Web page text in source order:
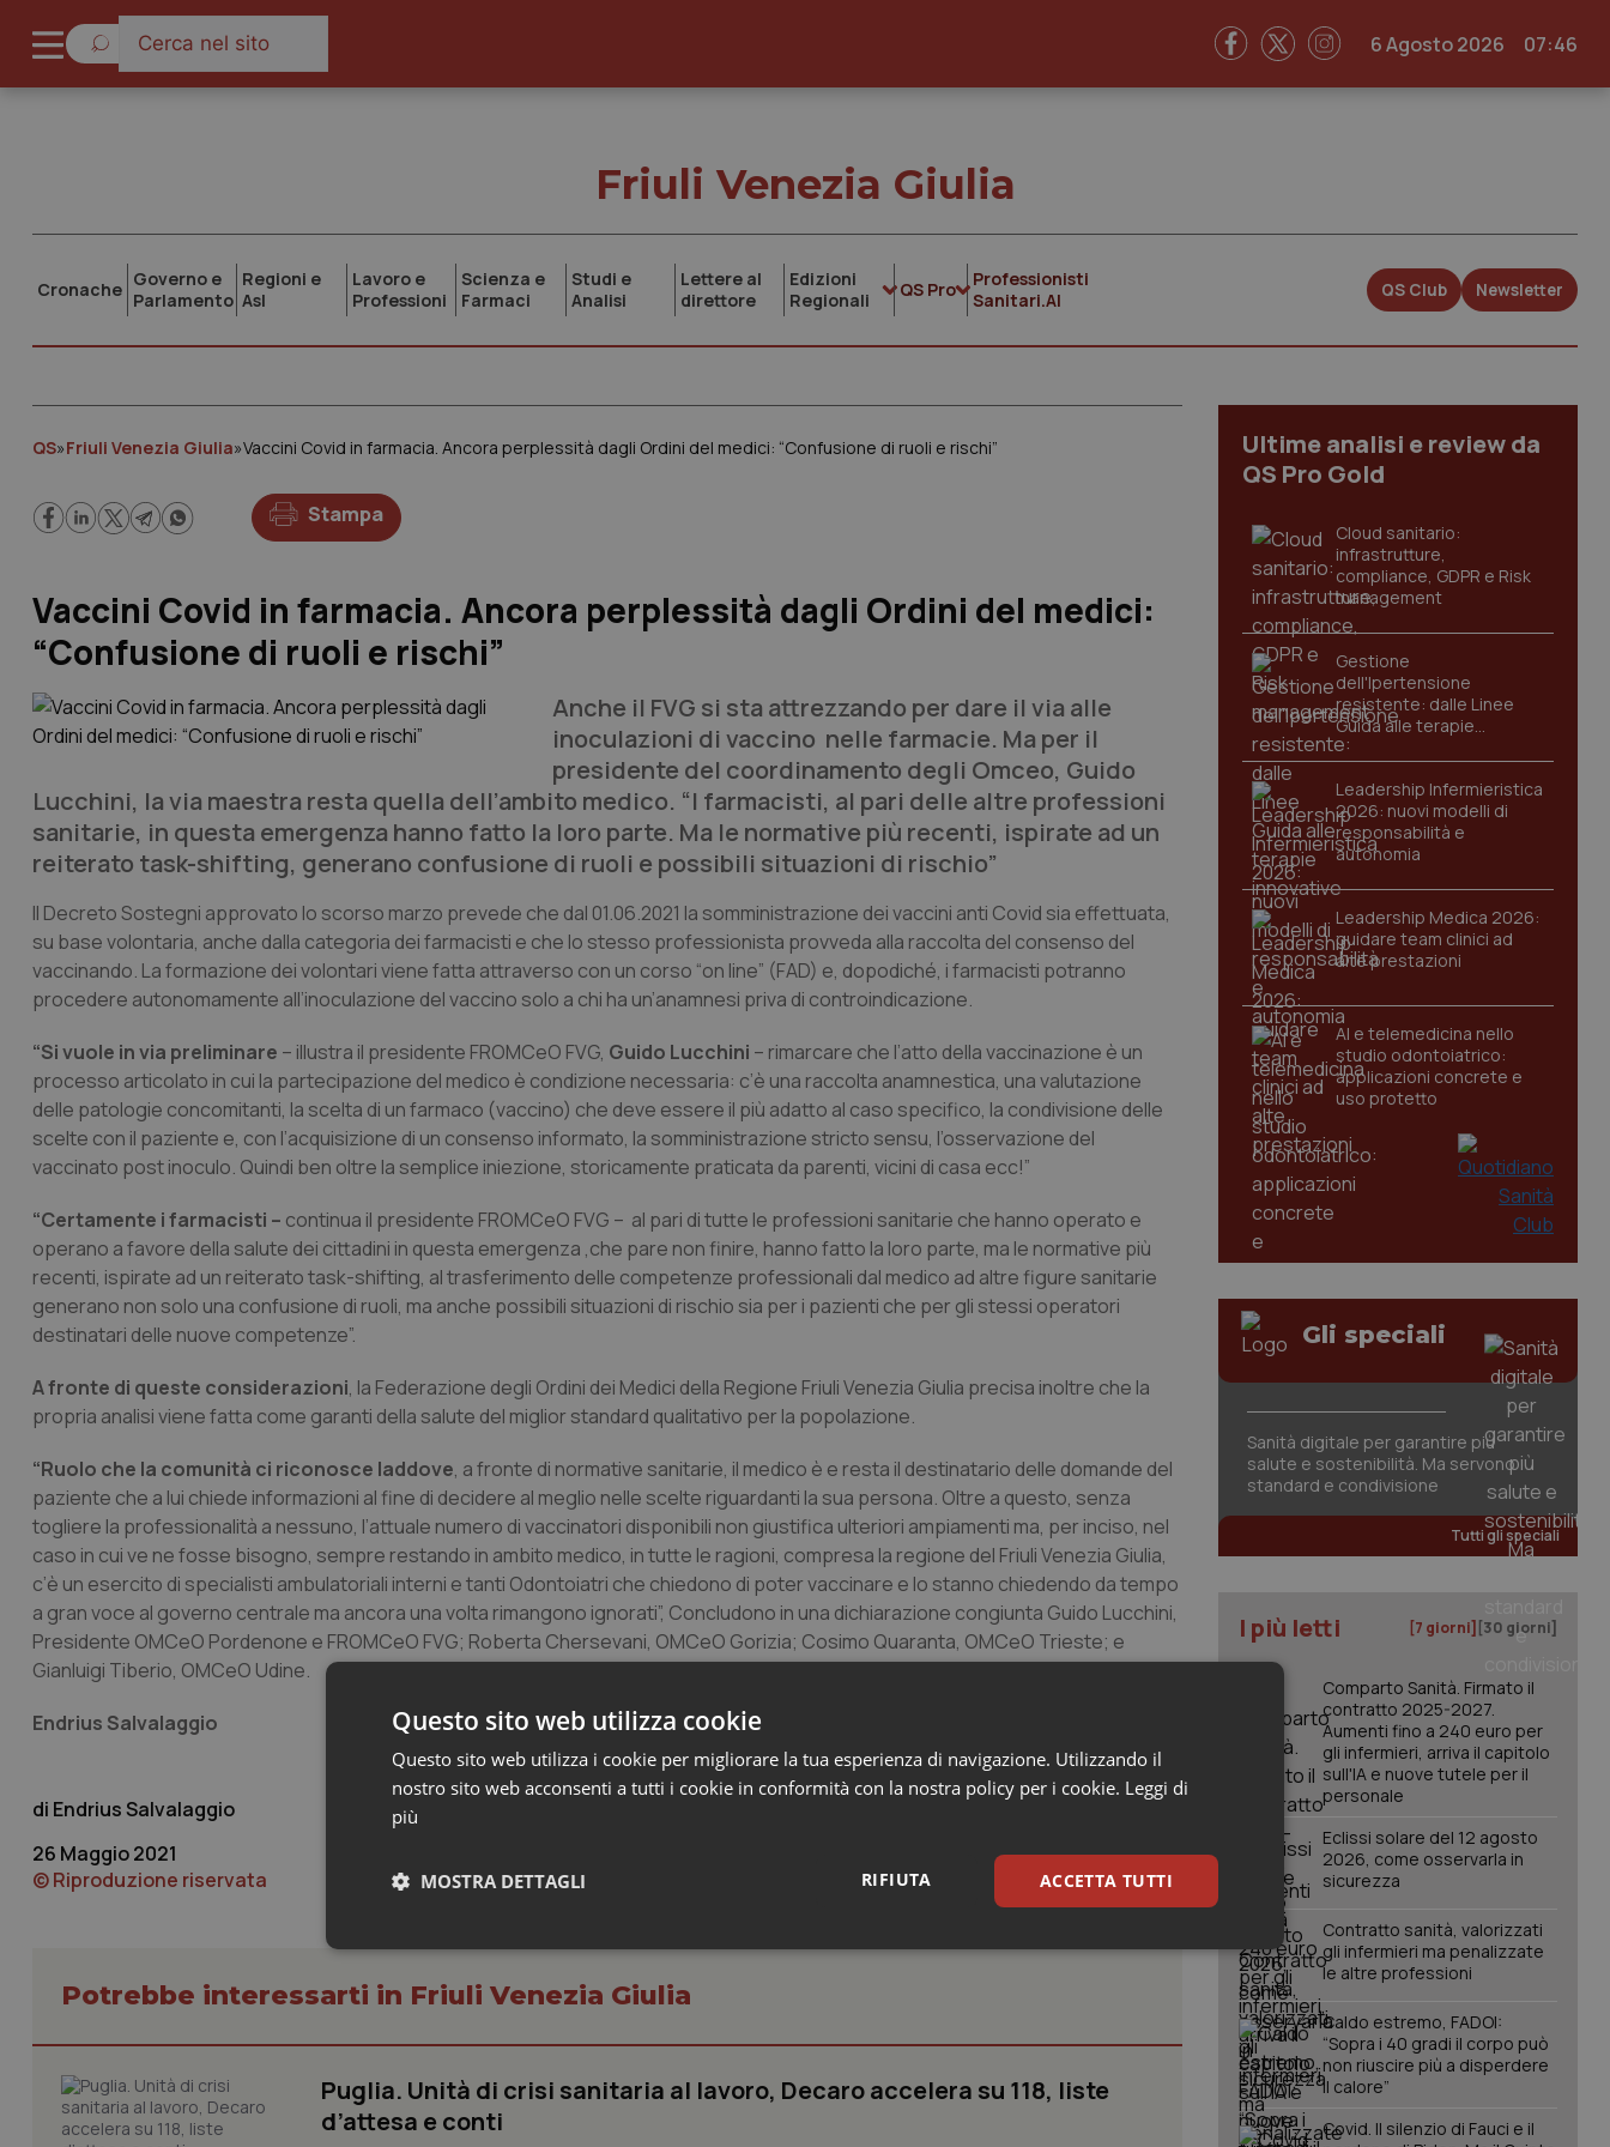
6 Agosto 2026 07:46
Friuli Venezia Giulia
Cronache Governo e
Parlamento
Regioni e
Asl
Lavoro e
Professioni
Scienza e
Farmaci
Studi e
Analisi
Lettere al
direttore
Edizioni
Regionali
QS Pro
Professionisti
Sanitari.AI
QS Club Newsletter
QS»Friuli Venezia Giulia»Vaccini Covid in farmacia. Ancora perplessità dagli Ordini del medici: “Confusione di ruoli e rischi”
Stampa
Vaccini Covid in farmacia. Ancora perplessità dagli Ordini del medici:
“Confusione di ruoli e rischi”
Anche il FVG si sta attrezzando per dare il via alle
inoculazioni di vaccino nelle farmacie. Ma per il
presidente del coordinamento degli Omceo, Guido
Lucchini, la via maestra resta quella dell’ambito medico. “I farmacisti, al pari delle altre professioni
sanitarie, in questa emergenza hanno fatto la loro parte. Ma le normative più recenti, ispirate ad un
reiterato task-shifting, generano confusione di ruoli e possibili situazioni di rischio”
Il Decreto Sostegni approvato lo scorso marzo prevede che dal 01.06.2021 la somministrazione dei vaccini anti Covid sia effettuata,
su base volontaria, anche dalla categoria dei farmacisti e che lo stesso professionista provveda alla raccolta del consenso del
vaccinando. La formazione dei volontari viene fatta attraverso con un corso “on line” (FAD) e, dopodiché, i farmacisti potranno
procedere autonomamente all’inoculazione del vaccino solo a chi ha un’anamnesi priva di controindicazione.
“Si vuole in via preliminare – illustra il presidente FROMCeO FVG, Guido Lucchini – rimarcare che l’atto della vaccinazione è un
processo articolato in cui la partecipazione del medico è condizione necessaria: c’è una raccolta anamnestica, una valutazione
delle patologie concomitanti, la scelta di un farmaco (vaccino) che deve essere il più adatto al caso specifico, la condivisione delle
scelte con il paziente e, con l’acquisizione di un consenso informato, la somministrazione stricto sensu, l’osservazione del
vaccinato post inoculo. Quindi ben oltre la semplice iniezione, storicamente praticata da parenti, vicini di casa ecc!”
“Certamente i farmacisti – continua il presidente FROMCeO FVG – al pari di tutte le professioni sanitarie che hanno operato e
operano a favore della salute dei cittadini in questa emergenza ,che pare non finire, hanno fatto la loro parte, ma le normative più
recenti, ispirate ad un reiterato task-shifting, al trasferimento delle competenze professionali dal medico ad altre figure sanitarie
generano non solo una confusione di ruoli, ma anche possibili situazioni di rischio sia per i pazienti che per gli stessi operatori
destinatari delle nuove competenze”.
A fronte di queste considerazioni, la Federazione degli Ordini dei Medici della Regione Friuli Venezia Giulia precisa inoltre che la
propria analisi viene fatta come garanti della salute del miglior standard qualitativo per la popolazione.
“Ruolo che la comunità ci riconosce laddove, a fronte di normative sanitarie, il medico è e resta il destinatario delle domande del
paziente che a lui chiede informazioni al fine di decidere al meglio nelle scelte riguardanti la sua persona. Oltre a questo, senza
togliere la professionalità a nessuno, l’attuale numero di vaccinatori disponibili non giustifica ulteriori ampiamenti ma, per inciso, nel
caso in cui ve ne fosse bisogno, sempre restando in ambito medico, in tutte le ragioni, compresa la regione del Friuli Venezia Giulia,
c’è un esercito di specialisti ambulatoriali interni e tanti Odontoiatri che chiedono di poter vaccinare e lo stanno chiedendo da tempo
a gran voce al governo centrale ma ancora una volta rimangono ignorati”, Concludono in una dichiarazione congiunta Guido Lucchini,
Presidente OMCeO Pordenone e FROMCeO FVG; Roberta Chersevani, OMCeO Gorizia; Cosimo Quaranta, OMCeO Trieste; e
Gianluigi Tiberio, OMCeO Udine.
Endrius Salvalaggio
Endrius Salvalaggio
26 Maggio 2021
© Riproduzione riservata
Potrebbe interessarti in Friuli Venezia Giulia
Puglia. Unità di crisi sanitaria al lavoro, Decaro accelera su 118, liste
d’attesa e conti
Ultime analisi e review da
QS Pro Gold
Cloud sanitario:
infrastrutture,
compliance, GDPR e Risk
management
Gestione
dell'Ipertensione
resistente: dalle Linee
Guida alle terapie
innovative
Leadership Infermieristica
2026: nuovi modelli di
responsabilità e
autonomia
Leadership Medica 2026:
guidare team clinici ad
alte prestazioni
AI e telemedicina nello
studio odontoiatrico:
applicazioni concrete e
uso protetto
Gli speciali
Sanità digitale per garantire più
salute e sostenibilità. Ma servono
standard e condivisione
Tutti gli speciali
I più letti [7 giorni] [30 giorni]
Comparto Sanità. Firmato il
contratto 2025-2027.
Aumenti fino a 240 euro per
gli infermieri, arriva il capitolo
sull'IA e nuove tutele per il
personale
Eclissi solare del 12 agosto
2026, come osservarla in
sicurezza
Contratto sanità, valorizzati
gli infermieri ma penalizzate
le altre professioni
Caldo estremo, FADOI:
“Sopra i 40 gradi il corpo può
non riuscire più a disperdere
il calore”
Covid. Il silenzio di Fauci e il
Questo sito web utilizza cookie
Questo sito web utilizza i cookie per migliorare la tua esperienza di navigazione. Utilizzando il
nostro sito web acconsenti a tutti i cookie in conformità con la nostra policy per i cookie. Leggi di
più
ACCETTA TUTTI
RIFIUTA
MOSTRA DETTAGLI
Necessari Statistici Marketing